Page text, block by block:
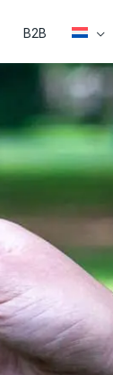
B2B